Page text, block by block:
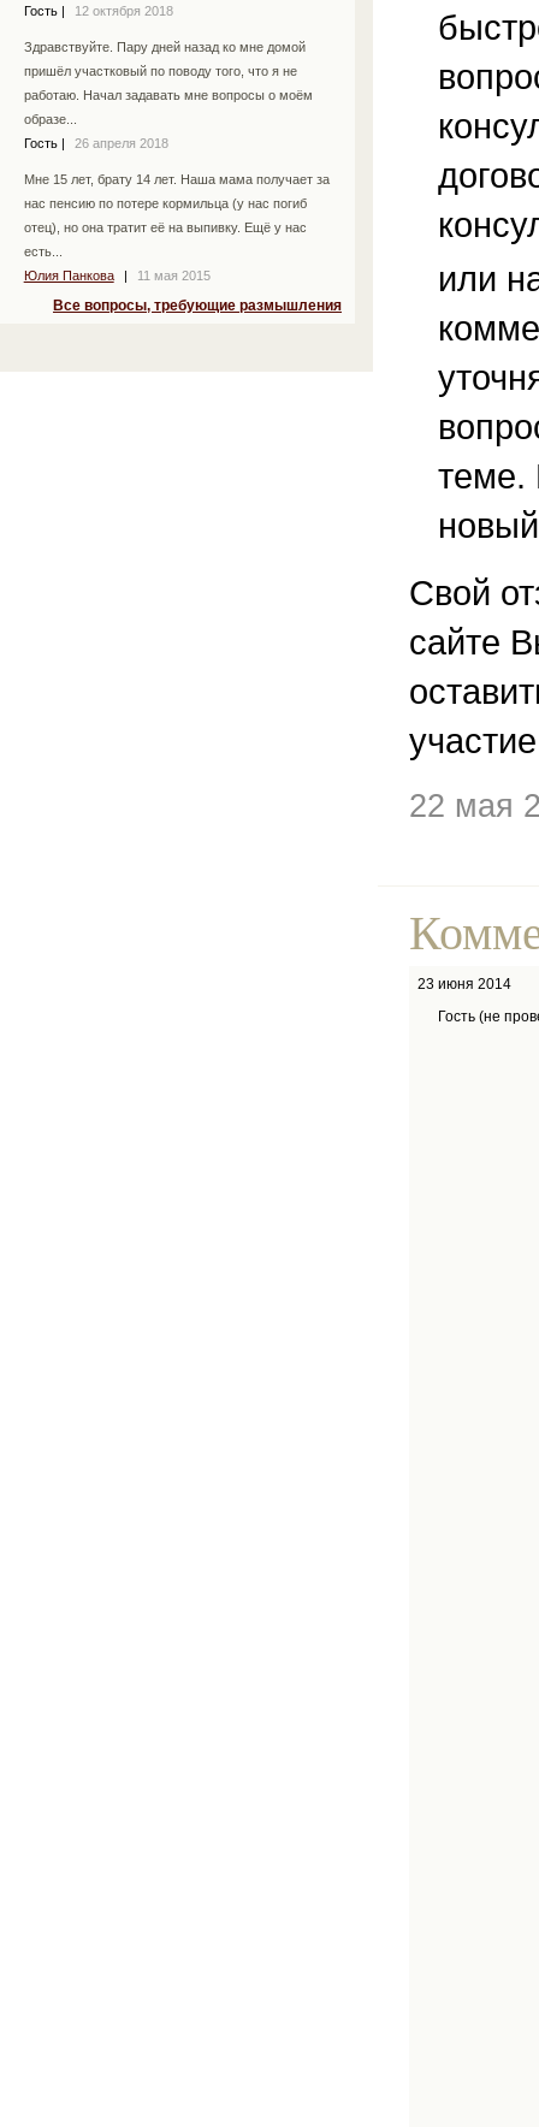
Гость
12 октября 2018
Здравствуйте. Пару дней назад ко мне домой
пришёл участковый по поводу того, что я не
работаю. Начал задавать мне вопросы о моём
образе...
Гость
26 апреля 2018
Мне 15 лет, брату 14 лет. Наша мама получает за
нас пенсию по потере кормильца (у нас погиб
отец), но она тратит её на выпивку. Ещё у нас
есть...
Юлия Панкова
11 мая 2015
Все вопросы, требующие размышления
или
теме.
Свой
сайте
22 мая
23 июня 2014
Гость (не